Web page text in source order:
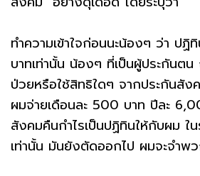
ทำความเข้าใจก่อนนะน้องๆ ว่า ปฏิ
บาทเท่านั้น น้องๆ ที่เป็นผู้ประกันตน
ป่วยหรือใช้สิทธิใดๆ จากประกันสั
ผมจ่ายเดือนละ 500 บาท ปีละ
สังคมคืนกำไรเป็นปฏิทินให้กับผม ใ
เท่านั้น มันยังตัดออกไป ผมจะจำพ